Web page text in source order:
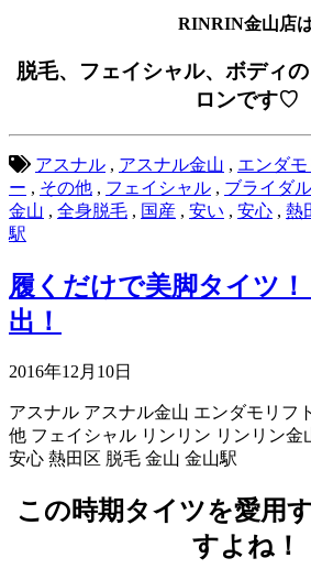
RINRIN金山店
脱毛、フェイシャル、ボディ
ロンです♡
アスナル , アスナル金山 , エンダモ
ー , その他 , フェイシャル , ブライダル
金山 , 全身脱毛 , 国産 , 安い , 安心 , 熱
駅
履くだけで美脚タイツ
出！
2016年12月10日
アスナル アスナル金山 エンダモリフト
他 フェイシャル リンリン リンリン金
安心 熱田区 脱毛 金山 金山駅
この時期タイツを愛用
すよね！